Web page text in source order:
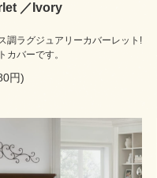
／Ivory
調ラグジュアリーカバーレット!
カバーです。
円)